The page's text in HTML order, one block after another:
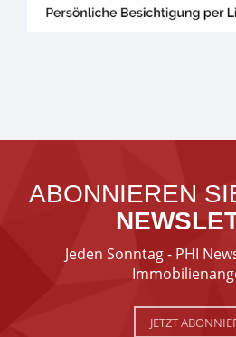
ABONNIEREN
Jeden Sonntag - PHI
JETZT